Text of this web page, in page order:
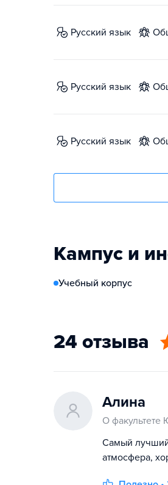
русский язык
русский язык
русский язык
Кампус и
Учебный корпус
24 отзыва
Алина
О факультете
Самый лучший
атмосфера,